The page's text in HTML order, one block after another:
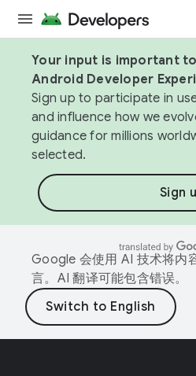
Your input is important
Android Developer
Sign up to participate in
and influence how we
guidance for millions
selected.
Sign
Google 会使用 AI 技术将内
言。AI 翻译可能包含错误。